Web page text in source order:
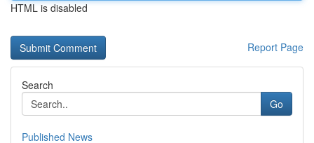
HTML is disabled
Report Page
Search
Go
Published News